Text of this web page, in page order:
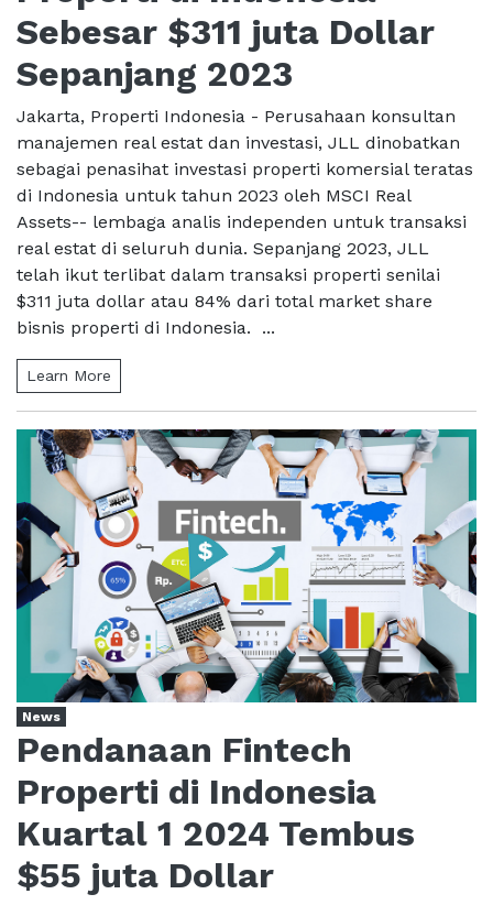
Sebesar $311 juta Dollar
Sepanjang 2023
Jakarta, Properti Indonesia - Perusahaan konsultan
manajemen real estat dan investasi, JLL dinobatkan
sebagai penasihat investasi properti komersial teratas
di Indonesia untuk tahun 2023 oleh MSCI Real
Assets-- lembaga analis independen untuk transaksi
real estat di seluruh dunia. Sepanjang 2023, JLL
telah ikut terlibat dalam transaksi properti senilai
$311 juta dollar atau 84% dari total market share
bisnis properti di Indonesia. ...
Learn More
News
Pendanaan Fintech
Properti di Indonesia
Kuartal 1 2024 Tembus
$55 juta Dollar